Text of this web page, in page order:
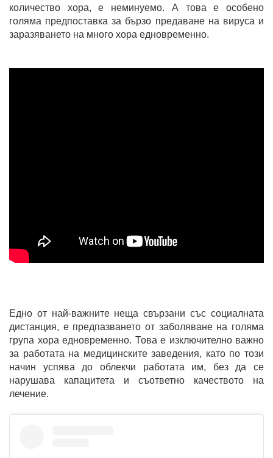
количество хора, е неминуемо. А това е особено
голяма предпоставка за бързо предаване на вируса и
заразяването на много хора едновременно.
Едно от най-важните неща свързани със социалната
дистанция, е предпазването от заболяване на голяма
група хора едновременно. Това е изключително важно
за работата на медицинските заведения, като по този
начин успява до облекчи работата им, без да се
нарушава капацитета и съответно качеството на
лечение.